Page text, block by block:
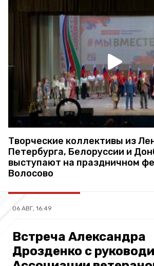
Творческие коллективы из
Петербурга, Белоруссии и
выступают на праздничном
Волосово
06 АВГ, 16:49
Встреча Александра
Дрозденко с